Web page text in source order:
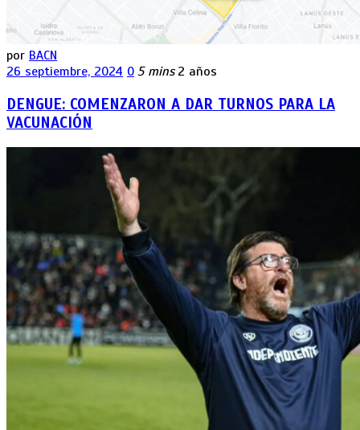
por BACN
26 septiembre, 2024 0 5 mins 2 años
DENGUE: COMENZARON A DAR TURNOS PARA LA
VACUNACIÓN